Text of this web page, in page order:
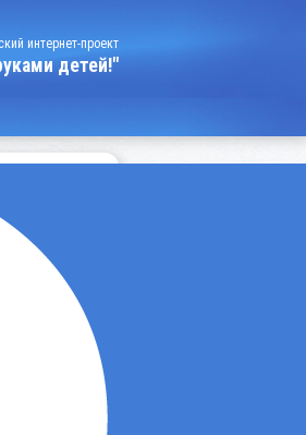
интернет-проект
детей!"